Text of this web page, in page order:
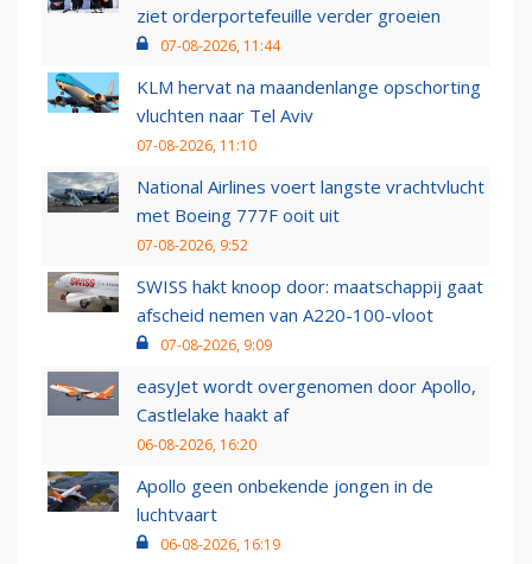
ziet orderportefeuille verder groeien
07-08-2026, 11:44
KLM hervat na maandenlange opschorting
vluchten naar Tel Aviv
07-08-2026, 11:10
National Airlines voert langste vrachtvlucht
met Boeing 777F ooit uit
07-08-2026, 9:52
SWISS hakt knoop door: maatschappij gaat
afscheid nemen van A220-100-vloot
07-08-2026, 9:09
easyJet wordt overgenomen door Apollo,
Castlelake haakt af
06-08-2026, 16:20
Apollo geen onbekende jongen in de
luchtvaart
06-08-2026, 16:19